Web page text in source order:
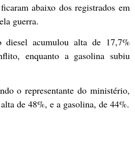
abaixo dos registrados em
guerra.
acumulou alta de 17,7%
enquanto a gasolina subiu
o representante do ministério,
de 48%, e a gasolina, de 44%.